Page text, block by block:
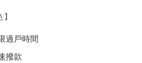
過戶時間
撥款